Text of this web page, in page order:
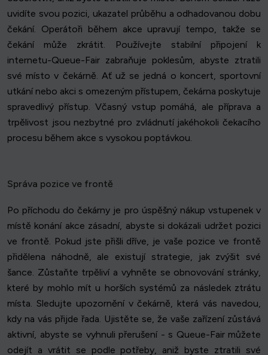
uvidíte svou pozici, ukazatel průběhu a odhadovanou dobu
čekání. Operátoři během akce upravují tempo, takže se
čekání může zkrátit. Používejte stabilní připojení k
internetu-Queue-Fair zabraňuje poklesům, abyste ztratili
své místo v čekárně. Ať už se jedná o koncert, sportovní
utkání nebo akci s omezeným přístupem, čekárna poskytuje
spravedlivý přístup. Včasný vstup pomáhá, ale příprava a
trpělivost jsou nezbytné pro zvládnutí jakéhokoli čekacího
procesu během akce s vysokou poptávkou.
Správa pozice ve frontě
Po příchodu do čekárny je pro úspěšný nákup vstupenek v
místě konání akce zásadní, abyste si dokázali udržet pozici
ve frontě. Pokud jste přišli dříve, je vaše pozice ve frontě
přidělena náhodně, ale existují strategie, jak zvýšit své
šance. Zůstaňte trpěliví a vyhněte se obnovování stránky,
které by mohlo mít u horších systémů za následek ztrátu
místa. Sledujte upozornění v čekárně, která vás navedou,
kdy na vás přijde řada. Ujistěte se, že vaše zařízení zůstává
aktivní, abyste se vyhnuli přerušení - s Queue-Fair můžete
odejít a vrátit se podle potřeby, aniž byste ztratili své